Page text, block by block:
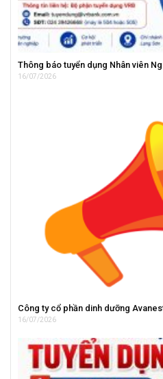
Thông báo tuyển dụng Nhân viên
16/07/2026
Công ty cổ phần dinh dưỡng
16/07/2026